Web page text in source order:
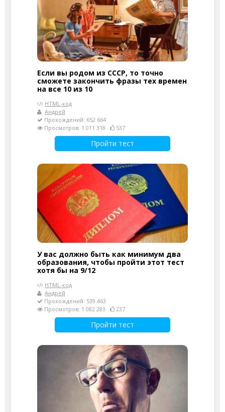
Если вы родом из СССР, то точно
сможете закончить фразы тех времен
на все 10 из 10
HTML-код
Андрей
Прохождений: 652 664
Просмотров: 1 011 318
537
Пройти тест
У вас должно быть как минимум два
образования, чтобы пройти этот тест
хотя бы на 9/12
HTML-код
Андрей
Прохождений: 539 463
Просмотров: 1 082 283
237
Пройти тест